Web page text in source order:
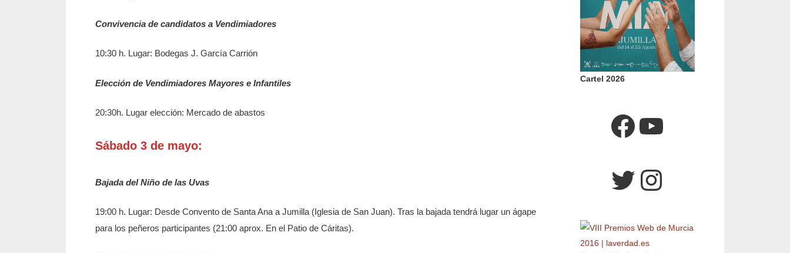
Convivencia de candidatos a Vendimiadores
10:30 h. Lugar: Bodegas J. García Carrión
Elección de Vendimiadores Mayores e Infantiles
20:30h. Lugar elección: Mercado de abastos
Sábado 3 de mayo:
Bajada del Niño de las Uvas
19:00 h. Lugar: Desde Convento de Santa Ana a Jumilla (Iglesia de San Juan). Tras la bajada tendrá lugar un ágape
para los peñeros participantes (21:00 aprox. En el Patio de Cáritas).
Cartel 2026